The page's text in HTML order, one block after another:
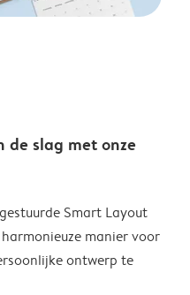
de slag met onze
Smart Layout
manier voor
ontwerp te